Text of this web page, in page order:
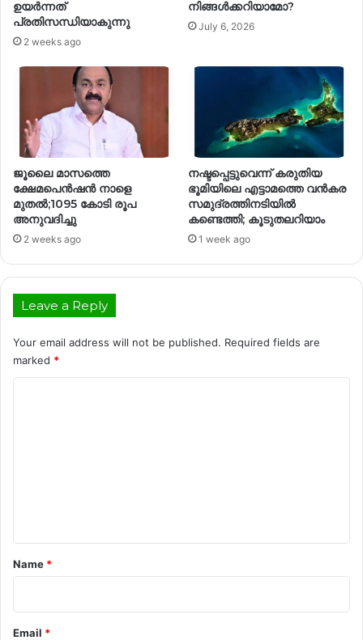
ഉയർന്നത്
പ്രതിസന്ധിയാകുന്നു
2 weeks ago
നിങ്ങൾക്കറിയാമോ?
July 6, 2026
ജൂലൈ മാസത്തെ
ക്ഷേമപെൻഷൻ നാളെ
മുതൽ;1095 കോടി രൂപ
അനുവദിച്ചു
2 weeks ago
നഷ്ടപ്പെട്ടുവെന്ന് കരുതിയ
ഭൂമിയിലെ എട്ടാമത്തെ വൻകര
സമുദ്രത്തിനടിയിൽ
കണ്ടെത്തി; കൂടുതലറിയാം
1 week ago
Leave a Reply
Your email address will not be published. Required fields are
marked *
*
Name *
Email *